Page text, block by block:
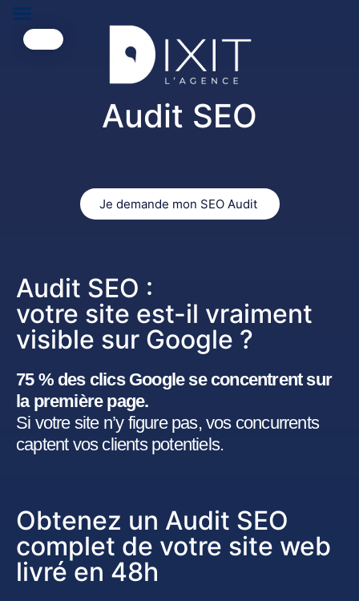
Audit SEO
Je demande mon SEO Audit
Audit SEO :
votre site est-il vraiment
visible sur Google ?
75 % des clics Google se concentrent sur
la première page.
Si votre site n’y figure pas, vos concurrents
captent vos clients potentiels.
Obtenez un Audit SEO
complet de votre site web
livré en 48h